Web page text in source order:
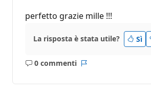
perfetto grazie mille !!!
La risposta è stata utile? Sì
0 commenti
Nessun